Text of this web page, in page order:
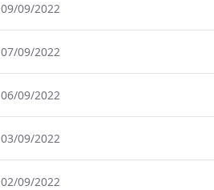
09/09/2022
07/09/2022
06/09/2022
03/09/2022
02/09/2022